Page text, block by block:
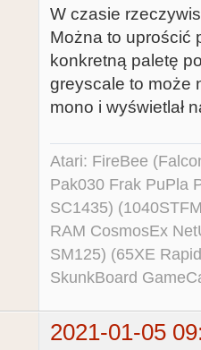
W czasie
Można to uprościć
konkretną paletę
greyscale to może
mono i wyświetlał
Atari: FireBee
Pak030 Frak PuPla
SC1435)
RAM CosmosEx
SM125) (65XE
SkunkBoard
2021-01-05